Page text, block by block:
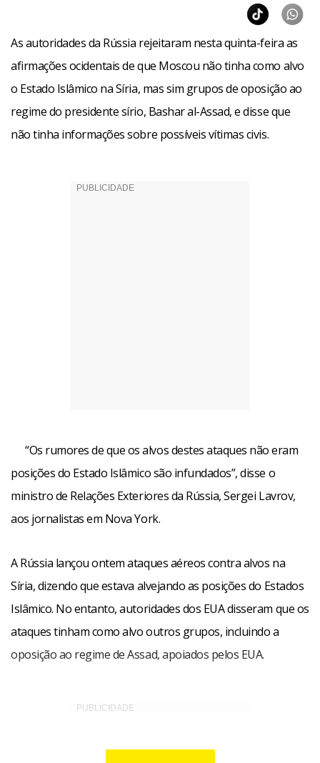
As autoridades da Rússia rejeitaram nesta quinta-feira as
afirmações ocidentais de que Moscou não tinha como alvo
o Estado Islâmico na Síria, mas sim grupos de oposição ao
regime do presidente sírio, Bashar al-Assad, e disse que
não tinha informações sobre possíveis vítimas civis.
“Os rumores de que os alvos destes ataques não eram
posições do Estado Islâmico são infundados”, disse o
ministro de Relações Exteriores da Rússia, Sergei Lavrov,
aos jornalistas em Nova York.
A Rússia lançou ontem ataques aéreos contra alvos na
Síria, dizendo que estava alvejando as posições do Estados
Islâmico. No entanto, autoridades dos EUA disseram que os
ataques tinham como alvo outros grupos, incluindo a
oposição ao regime de Assad, apoiados pelos EUA.